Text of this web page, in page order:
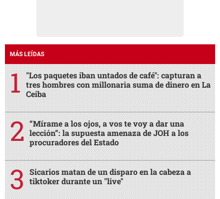
MÁS LEÍDAS
"Los paquetes iban untados de café": capturan a
tres hombres con millonaria suma de dinero en La
Ceiba
“Mírame a los ojos, a vos te voy a dar una
lección”: la supuesta amenaza de JOH a los
procuradores del Estado
Sicarios matan de un disparo en la cabeza a
tiktoker durante un "live"